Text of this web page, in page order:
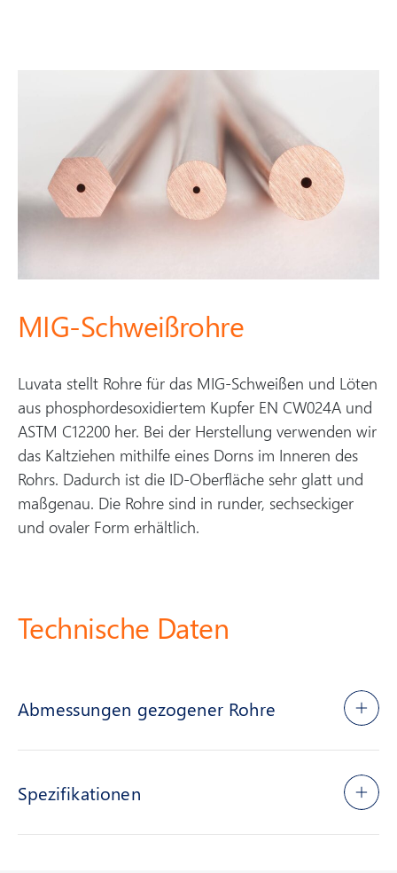
MIG-Schweißrohre
Luvata stellt Rohre für das MIG-Schweißen und Löten
aus phosphordesoxidiertem Kupfer EN CW024A und
ASTM C12200 her. Bei der Herstellung verwenden wir
das Kaltziehen mithilfe eines Dorns im Inneren des
Rohrs. Dadurch ist die ID-Oberfläche sehr glatt und
maßgenau. Die Rohre sind in runder, sechseckiger
und ovaler Form erhältlich.
Technische Daten
Abmessungen gezogener Rohre
Spezifikationen